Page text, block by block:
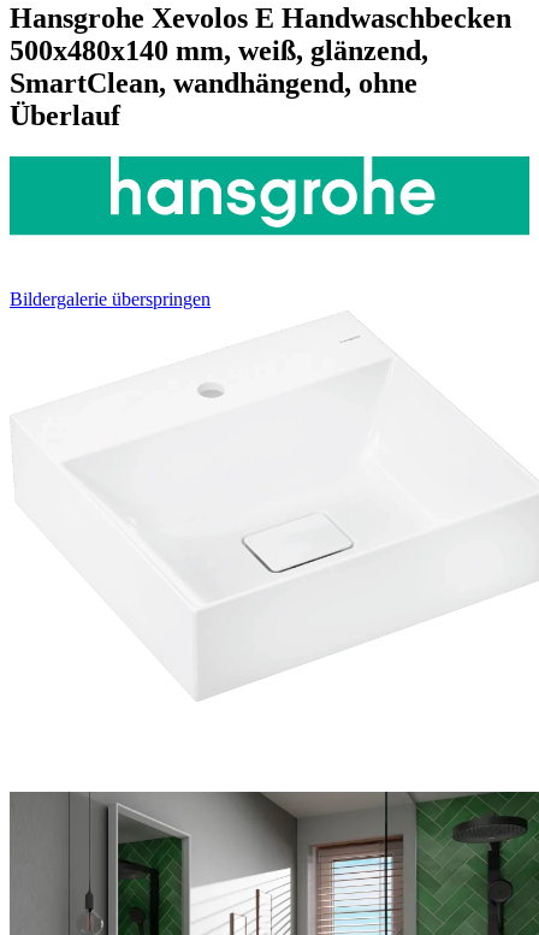
Hansgrohe Xevolos E Handwaschbecken
500x480x140 mm, weiß, glänzend,
SmartClean, wandhängend, ohne
Überlauf
Bildergalerie überspringen